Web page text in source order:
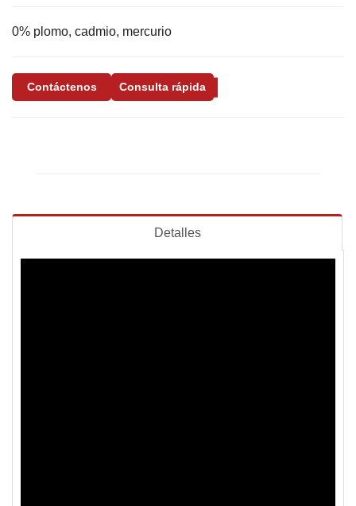
0% plomo, cadmio, mercurio
Contáctenos Consulta rápida
Detalles